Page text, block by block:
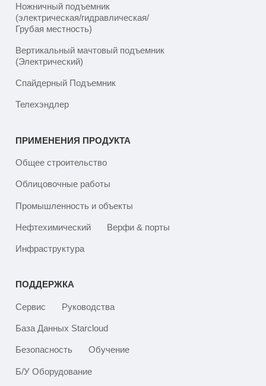
Ножничный подъемник
(электрическая/гидравлическая/
Грубая местность)
Вертикальный мачтовый подъемник
(Электрический)
Спайдерный Подъемник
Телехэндлер
ПРИМЕНЕНИЯ ПРОДУКТА
Общее строительство
Облицовочные работы
Промышленность и объекты
Нефтехимический Верфи & порты
Инфраструктура
ПОДДЕРЖКА
Сервис Руководства
База Данных Starcloud
Безопасность Обучение
Б/У Оборудование